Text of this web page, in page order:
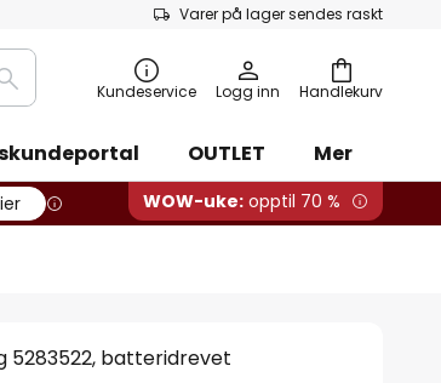
Varer på lager sendes raskt
Handlekurv
Søk Kundeservice Logg inn
OUTLET
Mer
WOW-uke: opptil 70 %
5283522, batteridrevet